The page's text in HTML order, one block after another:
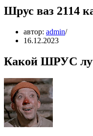
Шрус ваз 2114
автор: admin
16.12.2023
Какой ШРУС